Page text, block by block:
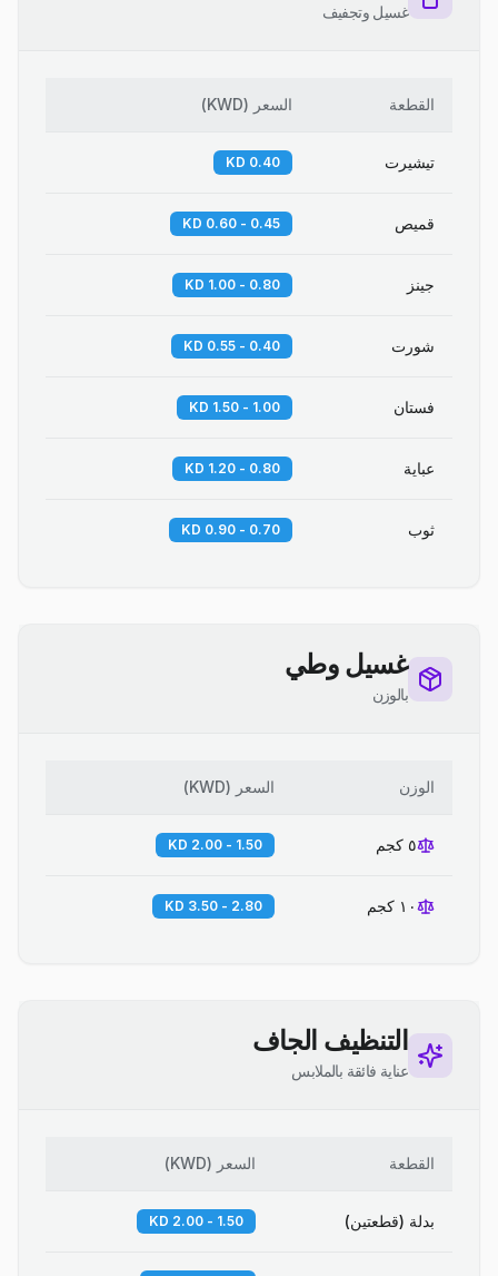
غسيل وتجفيف
القطعة السعر (
KWD
)
تيشيرت 0.40 KD
قميص 0.45 - 0.60 KD
جينز 0.80 - 1.00 KD
شورت 0.40 - 0.55 KD
فستان 1.00 - 1.50 KD
عباية 0.80 - 1.20 KD
ثوب 0.70 - 0.90 KD
غسيل وطي
بالوزن
الوزن السعر (
KWD
)
٥ كجم 1.50 - 2.00 KD
١٠ كجم 2.80 - 3.50 KD
التنظيف الجاف
عناية فائقة بالملابس
القطعة السعر (
KWD
)
بدلة (قطعتين) 1.50 - 2.00 KD